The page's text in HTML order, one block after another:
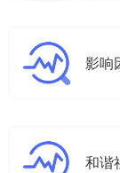
影响
和谐